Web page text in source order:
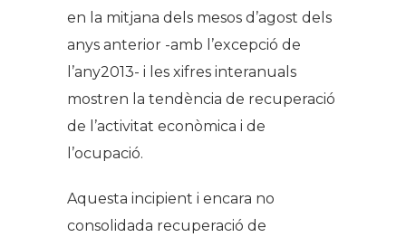
en la mitjana dels mesos d’agost dels
anys anterior -amb l’excepció de
l’any2013- i les xifres interanuals
mostren la tendència de recuperació
de l’activitat econòmica i de
l’ocupació.
Aquesta incipient i encara no
consolidada recuperació de